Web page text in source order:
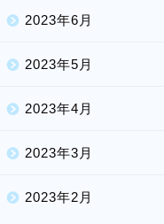
2023年6月
2023年5月
2023年4月
2023年3月
2023年2月